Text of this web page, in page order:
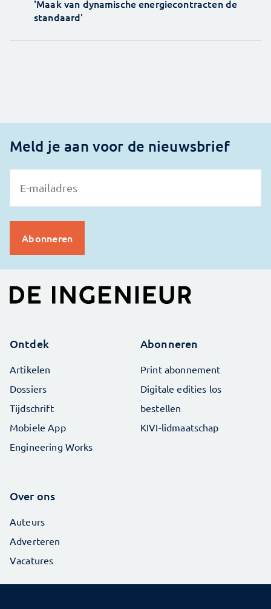
'Maak van dynamische energiecontracten de
standaard'
Meld je aan voor de nieuwsbrief
Ontdek
Artikelen
Dossiers
Tijdschrift
Mobiele App
Engineering Works
Abonneren
Print abonnement
Digitale edities los
bestellen
KIVI-lidmaatschap
Over ons
Auteurs
Adverteren
Vacatures